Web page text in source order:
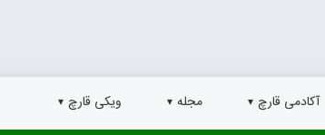
آکادمی قارچ مجله ویکی قارچ